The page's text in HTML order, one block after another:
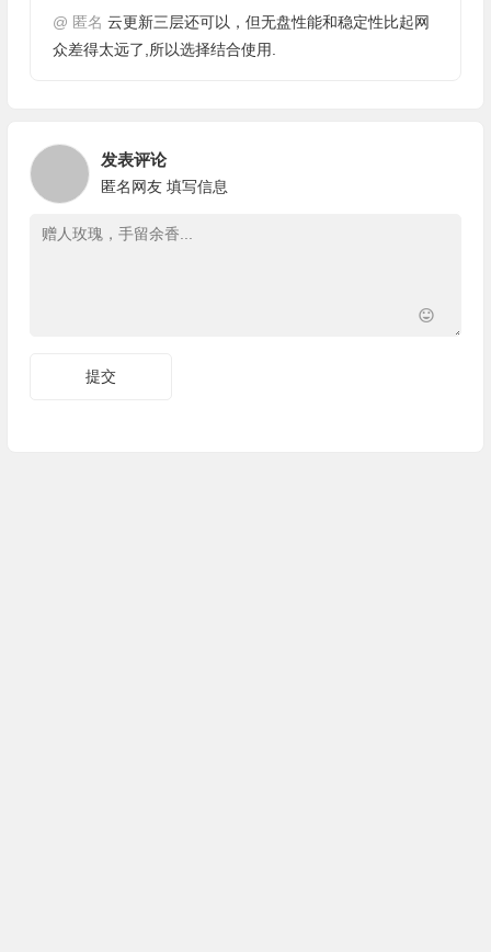
@ 匿名 云更新三层还可以，但无盘性能和稳定性比起网
众差得太远了,所以选择结合使用.
发表评论
匿名网友 填写信息